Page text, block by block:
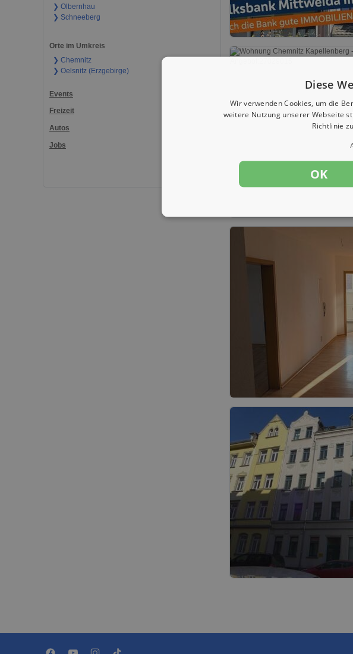
❯ Olbernhau
❯ Schneeberg
Orte im Umkreis
❯ Chemnitz
❯ Oelsnitz (Erzgebirge)
Events
Freizeit
Autos
Jobs
Diese
Wir verwenden Cookies, um die
weitere Nutzung unserer Webseite
Richtlinie
OK